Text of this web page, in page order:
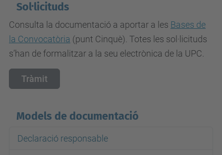
Sol·licituds
Consulta la documentació a aportar a les Bases de
la Convocatòria (punt Cinquè). Totes les sol·licituds
s’han de formalitzar a la seu electrònica de la UPC.
Tràmit
Models de documentació
Declaració responsable